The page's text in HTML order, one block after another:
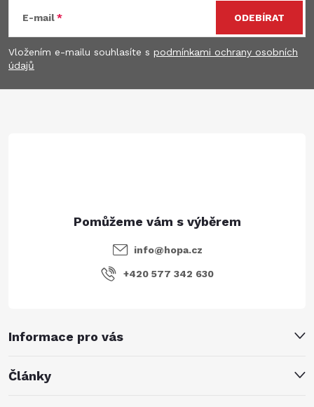
p
a
E-mail
Vložením e-mailu souhlasíte s podmínkami ochrany osobních
údajů
ODEBÍRAT
Informace pro vás
Články
info@hopa.cz
+420 577 342 630